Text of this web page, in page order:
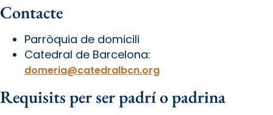
Contacte
Parròquia de domicili
Catedral de Barcelona:
domeria@catedralbcn.org
Requisits per ser padrí o padrina